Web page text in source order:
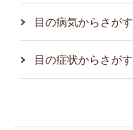
目の病気からさがす
目の症状からさがす